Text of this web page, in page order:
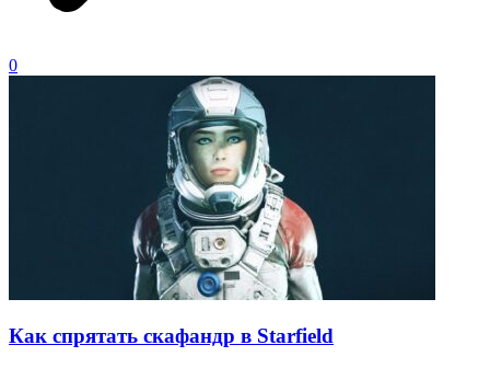
0
Как спрятать скафандр в Starfield